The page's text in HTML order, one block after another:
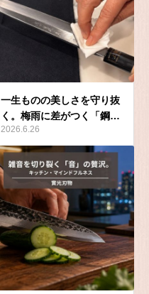
一生ものの美しさを守り抜
く。梅雨に差がつく「鋼…
2026.6.26